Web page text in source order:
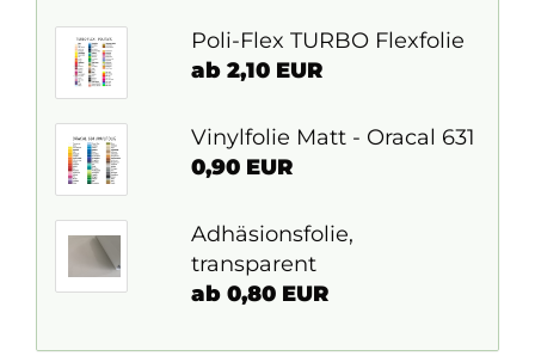
Poli-Flex TURBO Flexfolie
ab 2,10 EUR
Vinylfolie Matt - Oracal 631
0,90 EUR
Adhäsionsfolie,
transparent
ab 0,80 EUR